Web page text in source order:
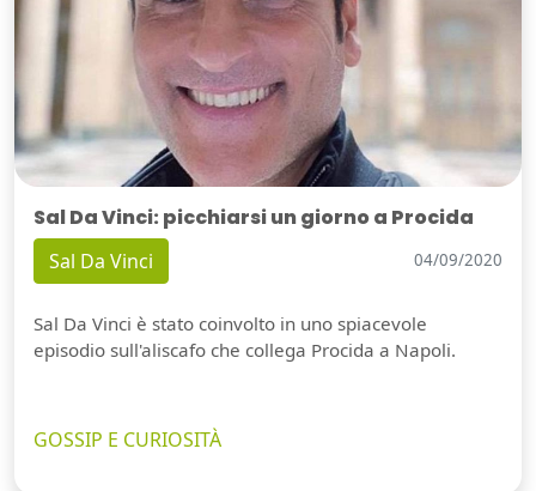
Sal Da Vinci: picchiarsi un giorno a Procida
Sal Da Vinci 04/09/2020
Sal Da Vinci è stato coinvolto in uno spiacevole
episodio sull'aliscafo che collega Procida a Napoli.
GOSSIP E CURIOSITÀ